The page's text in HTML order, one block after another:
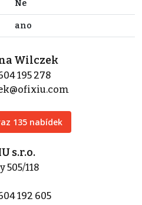
Ne
ano
Wilczek
195 278
135 nabídek
s.r.o.
505/118
192 605